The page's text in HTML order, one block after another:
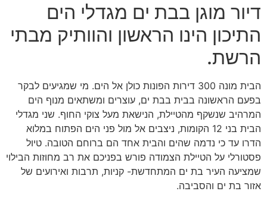
דיור מוגן בבת ים מגדלי הים
התיכון הינו הראשון והוותיק מבתי
הרשת.
הבית מונה 300 דירות הפונות כולן אל הים. מי שמגיעים לבקר
בפעם הראשונה בבית בבת ים, עוצרים ומשתאים מנוף הים
המרהיב שנשקף מהטיילת, הנישאת מעל צוקי החוף. שני מגדלי
הבית בני 12 הקומות, ניצבים אל מול פני הים הפתוח במלוא
הדרו עד כי נדמה שהים והבית אחד הם ברוחם הטובה. טיול
פסטורלי על הטיילת הצמודה פורש בפניכם את רב מחוזות הבילוי
שמציעה העיר בת ים המתחדשת- קניות, תרבות ואירועים של
אזור בת ים והסביבה.